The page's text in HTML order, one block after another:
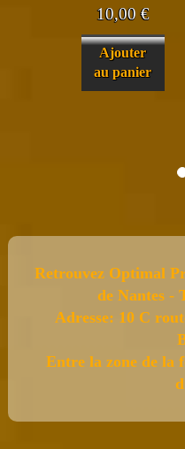
10,00€
Ajouter
au panier
Retrouvez Optimal
de Nantes -
Adresse: 10 C
Entre la zone de la